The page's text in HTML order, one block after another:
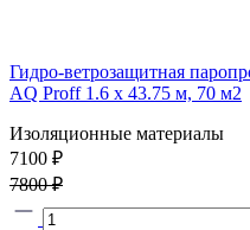
Гидро-ветрозащитная
AQ Proff 1.6 х 43.75 м, 70 м2
Изоляционные материалы
7100 ₽
7800 ₽